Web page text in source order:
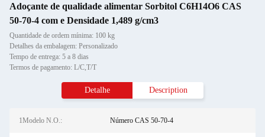
Adoçante de qualidade alimentar Sorbitol C6H14O6 CAS
50-70-4 com e Densidade 1,489 g/cm3
Quantidade de ordem mínima: 100 kg
Detalhes da embalagem: Personalizado
Tempo de entrega: 5 a 8 dias
Termos de pagamento: L/C,T/T
Detalhe Description
1Modelo N.O.: Número CAS 50-70-4